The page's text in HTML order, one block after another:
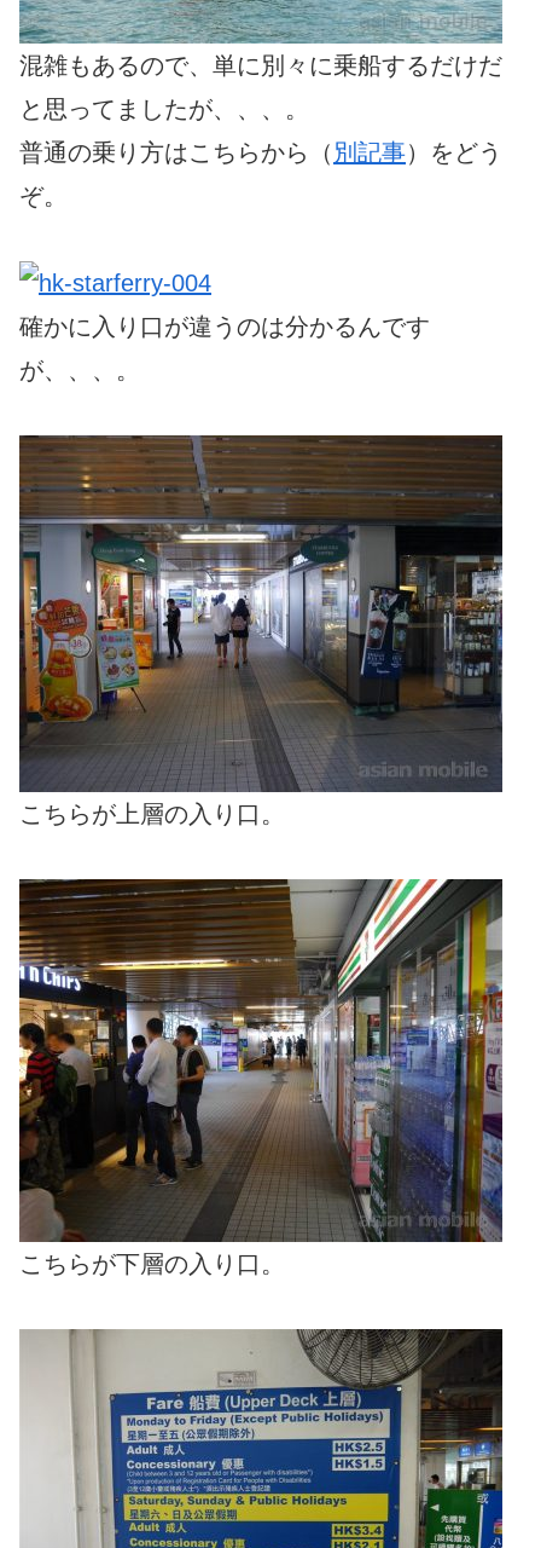
混雑もあるので、単に別々に乗船するだけだ
と思ってましたが、、、。
普通の乗り方はこちらから（ 別記事）をどう
ぞ。
確かに入り口が違うのは分かるんです
が、、、。
こちらが上層の入り口。
こちらが下層の入り口。